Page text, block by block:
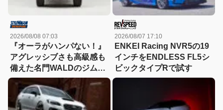
2026/08/08 07:03
『オーラがハンパない！』
アグレッシブさも高級感も
備えた名門WALDのジムニ
ーノマド用ボディキット
2026/08/07 17:10
ENKEI Racing NVR5の19
インチをENDLESS FL5シ
ビックタイプRで試す